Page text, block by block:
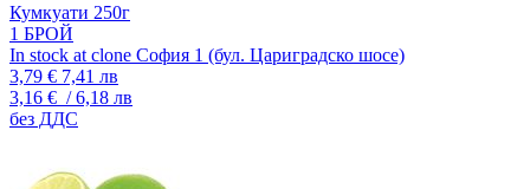
Кумкуати 250г
1 БРОЙ
In stock at clone София 1 (бул. Цариградско шосе)
3,79 € 7,41 лв
3,16 € / 6,18 лв
без ДДС